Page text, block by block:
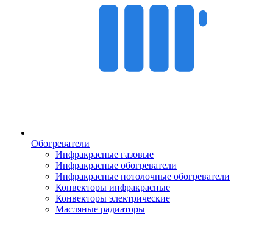
Обогреватели
Инфракрасные газовые
Инфракрасные обогреватели
Инфракрасные потолочные обогреватели
Конвекторы инфракрасные
Конвекторы электрические
Масляные радиаторы